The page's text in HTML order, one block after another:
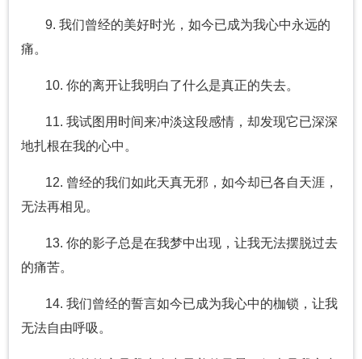
9. 我们曾经的美好时光，如今已成为我心中永远的
痛。
10. 你的离开让我明白了什么是真正的失去。
11. 我试图用时间来冲淡这段感情，却发现它已深深
地扎根在我的心中。
12. 曾经的我们如此天真无邪，如今却已各自天涯，
无法再相见。
13. 你的影子总是在我梦中出现，让我无法摆脱过去
的痛苦。
14. 我们曾经的誓言如今已成为我心中的枷锁，让我
无法自由呼吸。